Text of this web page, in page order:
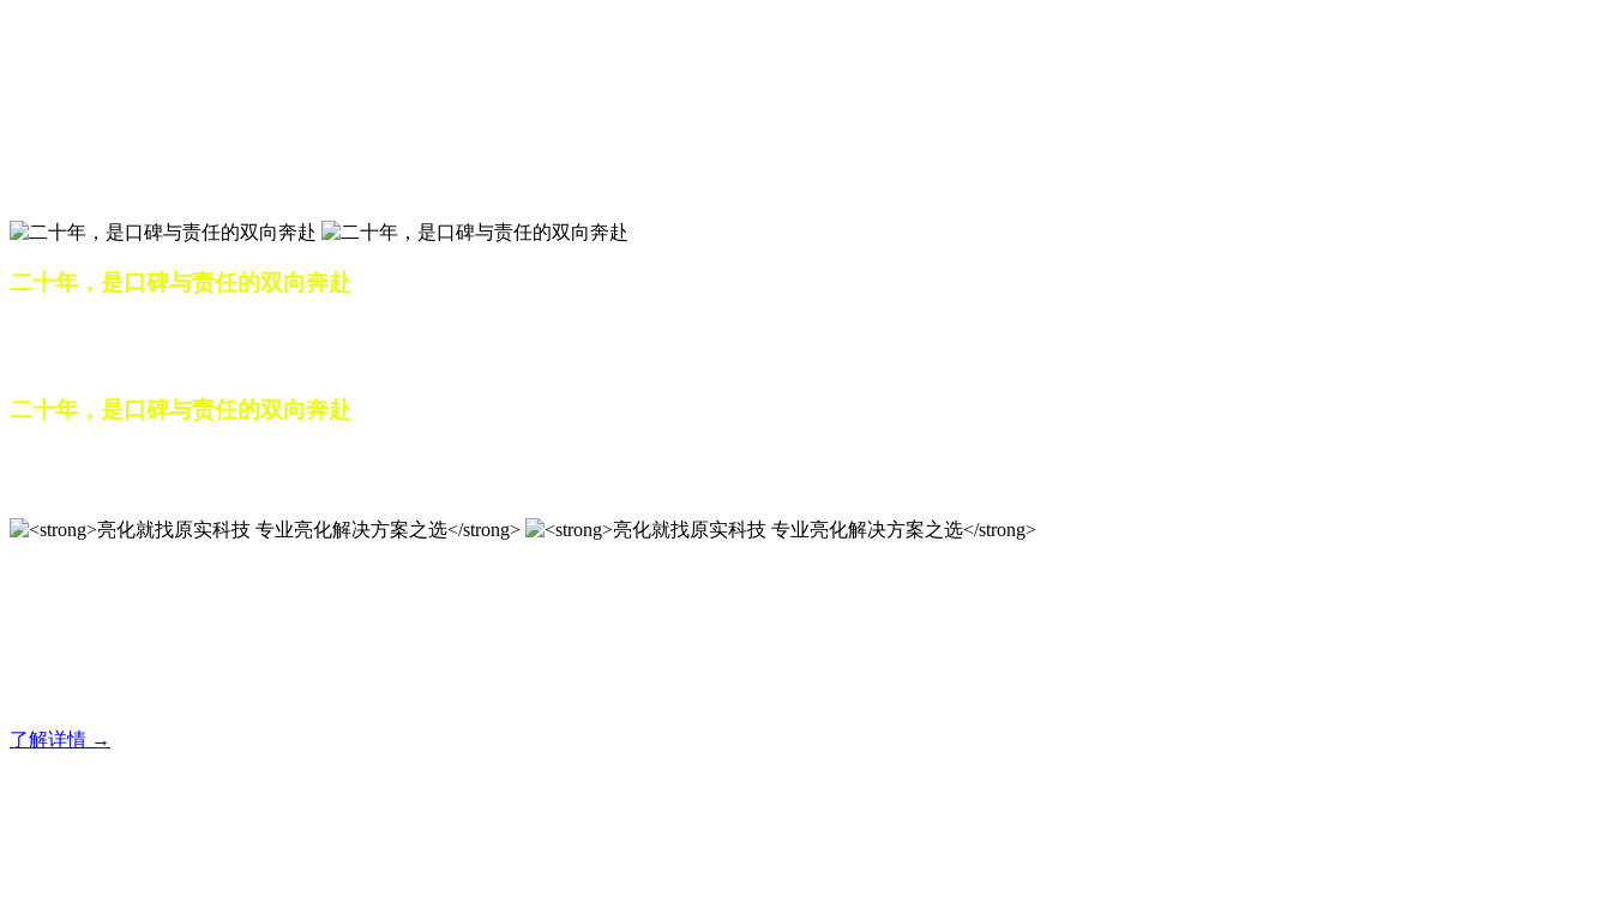
二十年，是口碑与责任的双向奔赴
二十年，是口碑与责任的双向奔赴
了解详情 →